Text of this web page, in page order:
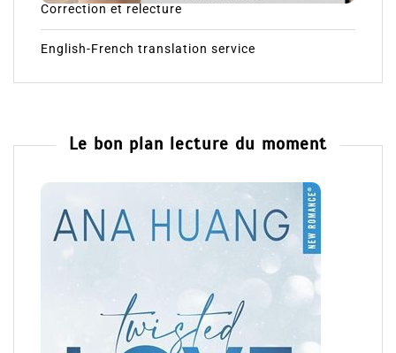
Correction et relecture
English-French translation service
Le bon plan lecture du moment